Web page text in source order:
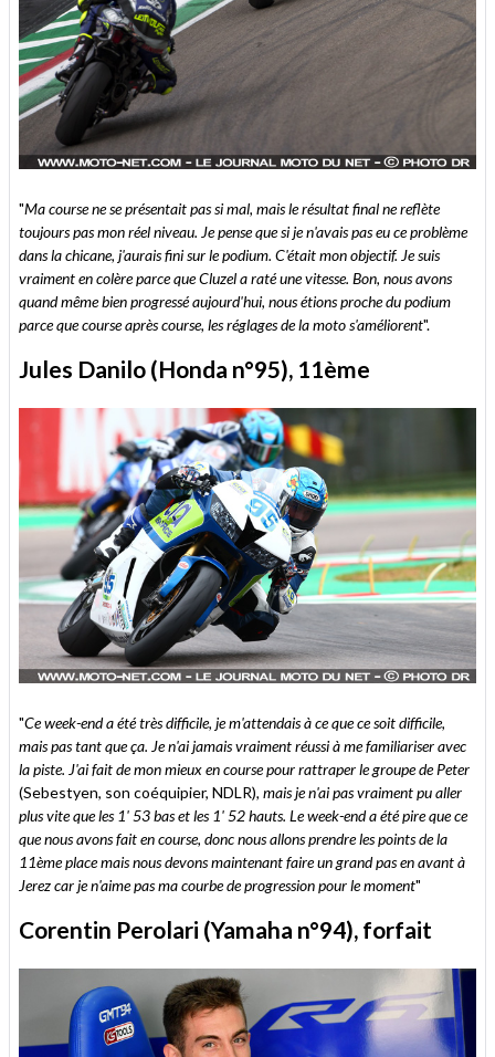
"Ma course ne se présentait pas si mal, mais le résultat final ne reflète
toujours pas mon réel niveau. Je pense que si je n'avais pas eu ce problème
dans la chicane, j'aurais fini sur le podium. C'était mon objectif. Je suis
vraiment en colère parce que Cluzel a raté une vitesse. Bon, nous avons
quand même bien progressé aujourd'hui, nous étions proche du podium
parce que course après course, les réglages de la moto s'améliorent".
Jules Danilo (Honda n°95), 11ème
"Ce week-end a été très difficile, je m'attendais à ce que ce soit difficile,
mais pas tant que ça. Je n'ai jamais vraiment réussi à me familiariser avec
la piste. J'ai fait de mon mieux en course pour rattraper le groupe de Peter
(Sebestyen, son coéquipier, NDLR), mais je n'ai pas vraiment pu aller
plus vite que les 1' 53 bas et les 1' 52 hauts. Le week-end a été pire que ce
que nous avons fait en course, donc nous allons prendre les points de la
11ème place mais nous devons maintenant faire un grand pas en avant à
Jerez car je n'aime pas ma courbe de progression pour le moment"
Corentin Perolari (Yamaha n°94), forfait